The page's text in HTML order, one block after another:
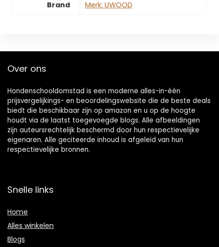
Brand
Merk: UWOOD
Over ons
Hondenschooldomstad is een moderne alles-in-één
prijsvergelijkings- en beoordelingswebsite die de beste deals
biedt die beschikbaar zijn op amazon en u op de hoogte
houdt via de laatst toegevoegde blogs. Alle afbeeldingen
zijn auteursrechtelijk beschermd door hun respectievelijke
eigenaren. Alle geciteerde inhoud is afgeleid van hun
respectievelijke bronnen.
Snelle links
Home
Alles winkelen
Blogs